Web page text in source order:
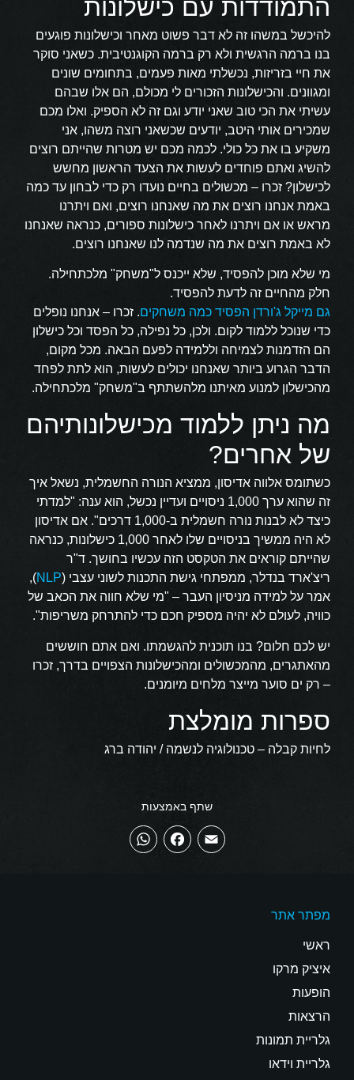
התמודדות עם כישלונות
להיכשל במשהו זה לא דבר פשוט מאחר וכישלונות פוגעים
בנו ברמה הרגשית ולא רק ברמה הקוגנטיבית. כשאני סוקר
את חיי בזריזות, נכשלתי מאות פעמים, בתחומים שונים
ומגוונים. והכישלונות הזכורים לי מכולם, הם אלו שבהם
עשיתי את הכי טוב שאני יודע וגם זה לא הספיק. ואלו מכם
שמכירים אותי היטב, יודעים שכשאני רוצה משהו, אני
משקיע בו את כל כולי. לכמה מכם יש מטרות שהייתם רוצים
להשיג ואתם פוחדים לעשות את הצעד הראשון מחשש
לכישלון? זכרו – מכשולים בחיים נועדו רק כדי לבחון עד כמה
באמת אנחנו רוצים את מה שאנחנו רוצים, ואם ויתרנו
מראש או אם ויתרנו לאחר כישלונות ספורים, כנראה שאנחנו
לא באמת רוצים את מה שנדמה לנו שאנחנו רוצים.
מי שלא מוכן להפסיד, שלא ייכנס ל"משחק" מלכתחילה.
חלק מהחיים זה לדעת להפסיד.
גם מייקל ג'ורדן הפסיד כמה משחקים. זכרו – אנחנו נופלים
כדי שנוכל ללמוד לקום. ולכן, כל נפילה, כל הפסד וכל כישלון
הם הזדמנות לצמיחה וללמידה לפעם הבאה. מכל מקום,
הדבר הגרוע ביותר שאנחנו יכולים לעשות, הוא לתת לפחד
מהכישלון למנוע מאיתנו מלהשתתף ב"משחק" מלכתחילה.
מה ניתן ללמוד מכישלונותיהם
של אחרים?
כשתומס אלווה אדיסון, ממציא הנורה החשמלית, נשאל איך
זה שהוא ערך 1,000 ניסויים ועדיין נכשל, הוא ענה: "למדתי
כיצד לא לבנות נורה חשמלית ב-1,000 דרכים". אם אדיסון
לא היה ממשיך בניסויים שלו לאחר 1,000 כישלונות, כנראה
שהייתם קוראים את הטקסט הזה עכשיו בחושך. ד"ר
ריצ'ארד בנדלר, ממפתחי גישת התכנות לשוני עצבי (NLP
),
אמר על למידה מניסיון העבר – "מי שלא חווה את הכאב של
כוויה, לעולם לא יהיה מספיק חכם כדי להתרחק משריפות".
יש לכם חלום? בנו תוכנית להגשמתו. ואם אתם חוששים
מהאתגרים, מהמכשולים ומהכישלונות הצפויים בדרך, זכרו
– רק ים סוער מייצר מלחים מיומנים.
ספרות מומלצת
לחיות קבלה – טכנולוגיה לנשמה / יהודה ברג
שתף באמצעות
Email
Facebook
מפתר אתר
ראשי
איציק מרקו
הופעות
הרצאות
גלריית תמונות
גלריית וידאו